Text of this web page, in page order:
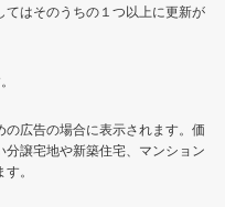
はそのうちの１つ以上に更新が
広告の場合に表示されます。価
譲宅地や新築住宅、マンション
。